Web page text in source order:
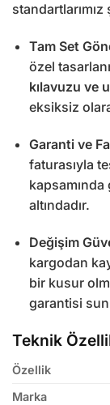
Tam Set
özel
kılavuzu ve
eksiksiz
Garanti ve
faturasıyla
altındadır.
Değişim
kargodan
bir kusur
garantisi
Teknik
Özellik
Marka